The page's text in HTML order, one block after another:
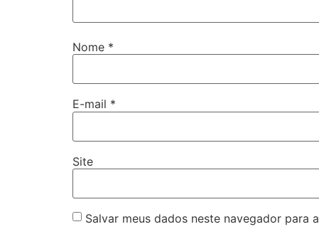
Nome *
E-mail *
Site
Salvar meus dados neste navegador para